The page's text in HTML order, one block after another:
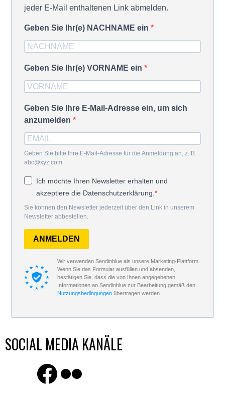
jeder E-Mail enthaltenen Link abmelden.
Geben Sie Ihr(e) NACHNAME ein
Geben Sie Ihr(e) VORNAME ein
Geben Sie Ihre E-Mail-Adresse ein, um sich
anzumelden
Geben Sie bitte Ihre E-Mail-Adresse für die Anmeldung an, z. B.
abc@xyz.com.
Ich möchte Ihren Newsletter erhalten und
akzeptiere die Datenschutzerklärung.
Sie können den Newsletter jederzeit über den Link in unserem
Newsletter abbestellen.
ANMELDEN
Wir verwenden Sendinblue als unsere Marketing-Plattform.
Wenn Sie das Formular ausfüllen und absenden,
bestätigen Sie, dass die von Ihnen angegebenen
Informationen an Sendinblue zur Bearbeitung gemäß den
Nutzungsbedingungenübertragen werden.
SOCIAL MEDIA KANÄLE
Finde uns auf Facebook
Flickr